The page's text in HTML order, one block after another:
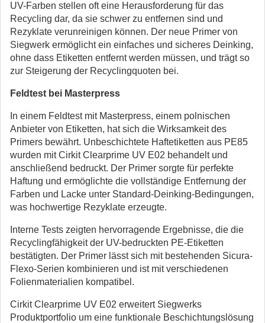
UV-Farben stellen oft eine Herausforderung für das
Recycling dar, da sie schwer zu entfernen sind und
Rezyklate verunreinigen können. Der neue Primer von
Siegwerk ermöglicht ein einfaches und sicheres Deinking,
ohne dass Etiketten entfernt werden müssen, und trägt so
zur Steigerung der Recyclingquoten bei.
Feldtest bei Masterpress
In einem Feldtest mit Masterpress, einem polnischen
Anbieter von Etiketten, hat sich die Wirksamkeit des
Primers bewährt. Unbeschichtete Haftetiketten aus PE85
wurden mit Cirkit Clearprime UV E02 behandelt und
anschließend bedruckt. Der Primer sorgte für perfekte
Haftung und ermöglichte die vollständige Entfernung der
Farben und Lacke unter Standard-Deinking-Bedingungen,
was hochwertige Rezyklate erzeugte.
Interne Tests zeigten hervorragende Ergebnisse, die die
Recyclingfähigkeit der UV-bedruckten PE-Etiketten
bestätigten. Der Primer lässt sich mit bestehenden Sicura-
Flexo-Serien kombinieren und ist mit verschiedenen
Folienmaterialien kompatibel.
Cirkit Clearprime UV E02 erweitert Siegwerks
Produktportfolio um eine funktionale Beschichtungslösung